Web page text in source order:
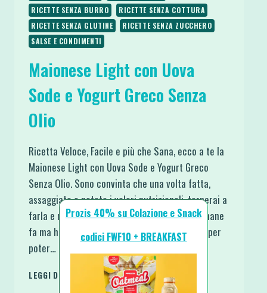
RICETTE SENZA BURRO
RICETTE SENZA COTTURA
RICETTE SENZA GLUTINE
RICETTE SENZA ZUCCHERO
SALSE E CONDIMENTI
Maionese Light con Uova
Sode e Yogurt Greco Senza
Olio
Ricetta Veloce, Facile e più che Sana, ecco a te la
Maionese Light con Uova Sode e Yogurt Greco
Senza Olio. Sono convinta che una volta fatta,
assaggiata e notato i valori nutrizionali, tornerai a
farla e rifarla. Io l’ho testata un paio di settimane
fa ma ho aspettato di notare quanto durasse per
poter…
LEGGI DI PIÙ
MAIONESE
Prozis 40% su Colazione e Snack
codici FWF10 + BREAKFAST